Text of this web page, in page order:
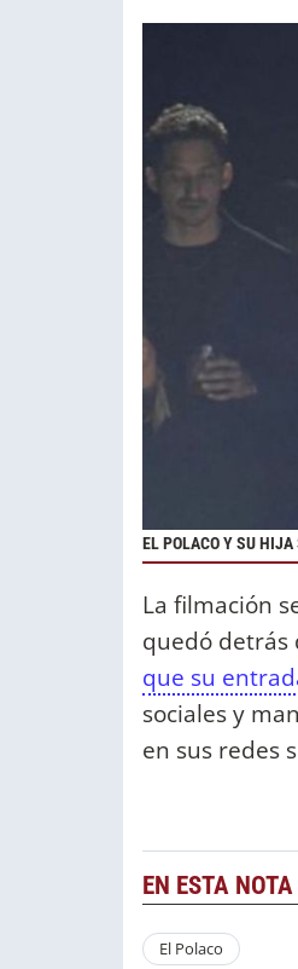
EL POLACO Y SU
La filmación
quedó detrás
que su
sociales y
en sus redes
EN ESTA NOTA
El Polaco